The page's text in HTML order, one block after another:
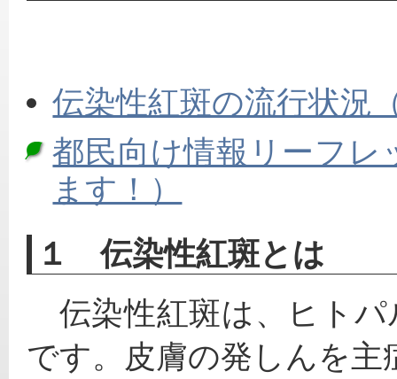
伝染性紅斑の流行状況
都民向け情報リーフレ
ます！）
１ 伝染性紅斑とは
伝染性紅斑は、ヒトパ
です。皮膚の発しんを主